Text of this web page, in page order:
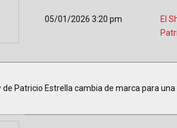
05/01/2026 3:20 pm
El
de Patricio Estrella cambia de marca para